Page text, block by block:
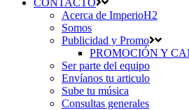
Acerca de ImperioH2
Somos
Publicidad y Promo
PROMOCIÓN Y
Ser parte del equipo
Envíanos tu articulo
Sube tu música
Consultas generales